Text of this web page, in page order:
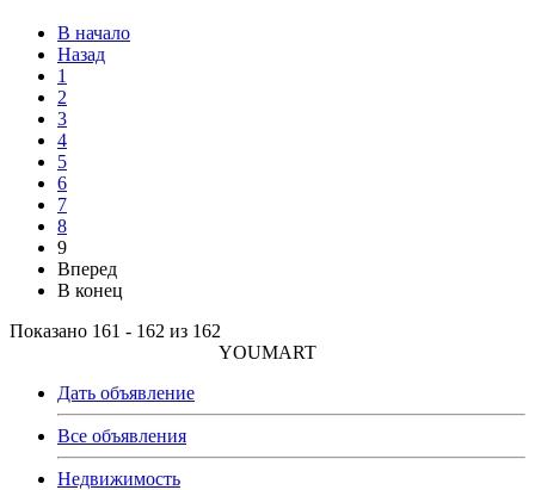
В начало
Назад
1
2
3
4
5
6
7
8
9
Вперед
В конец
Показано 161 - 162 из 162
YOUMART
Дать объявление
Все объявления
Недвижимость